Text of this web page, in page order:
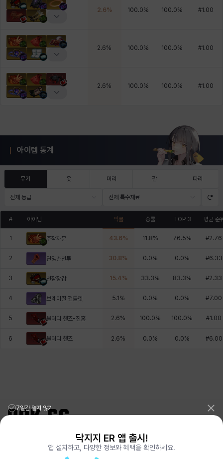
2.6% 100.0% 100.0% #1.00
2.6% 100.0% 100.0% #1.00
2.6% 100.0% 100.0% #1.00
아이템 통계
무기 옷 머리 팔 다리
전체 등급 전체 특수재료
# 아이템 픽률 승률 TOP 3 평균 순
1 주작자문 43.6% 11.8% 76.5% #2.76
2 단영촌천투 30.8% 0.0% 0.0% #6.33
3 천잠장갑 15.4% 33.3% 83.3% #2.33
4 브레이질 건틀릿 5.1 % 0.0% 0.0% #7.00
5 블러디 핸즈-진홍 2.6% 100.0% 100.0% #1.00
6 블러디 핸즈 2.6% 0.0% 0.0% #6.00
리그오브레전드 전적검색 포로지지PORO.GG
전략적팀전투 TFT 전적검색 롤체지지 LOLCHESS.GG
7일간 열지 않기
닥지지 ER 앱 출시!
앱 설치하고, 다양한 정보와 혜택을 확인하세요.